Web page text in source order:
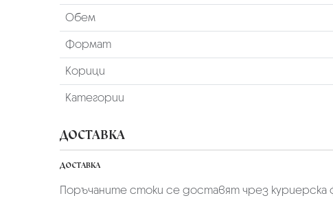
Обем
Формат
Корици
Категории
ДОСТАВКА
ДОСТАВКА
Поръчаните стоки се доставят чрез куриерскa